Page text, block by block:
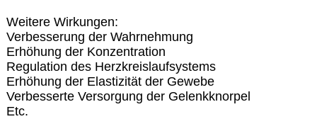
Weitere Wirkungen:
Verbesserung der Wahrnehmung
Erhöhung der Konzentration
Regulation des Herzkreislaufsystems
Erhöhung der Elastizität der Gewebe
Verbesserte Versorgung der Gelenkknorpel
Etc.